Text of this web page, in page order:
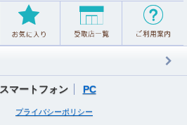
スマートフォン PC
プライバシーポリシー